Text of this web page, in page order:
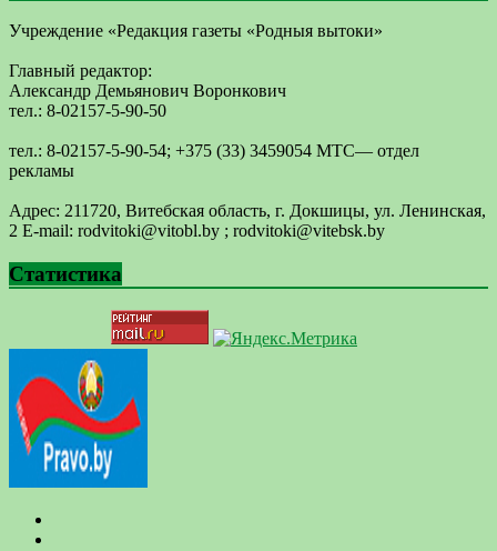
Учреждение «Редакция газеты «Родныя вытоки»
Главный редактор:
Александр Демьянович Воронкович
тел.: 8-02157-5-90-50
тел.: 8-02157-5-90-54; +375 (33) 3459054 МТС— отдел
рекламы
Адрес: 211720, Витебская область, г. Докшицы, ул. Ленинская,
2 E-mail: ​rodvitoki@​​vitobl​.by ; rodvitoki@vitebsk.by
Статистика